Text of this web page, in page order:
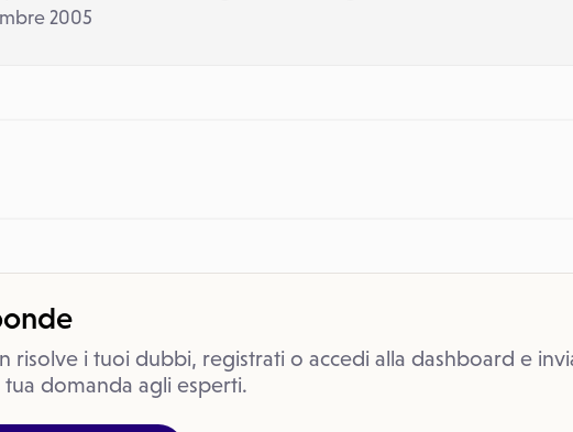
2005
risolve i tuoi dubbi, registrati o accedi alla dashboard e
domanda agli esperti.